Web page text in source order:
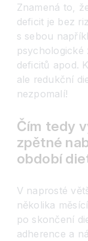
Znamená to,
deficit je bez
s sebou
psychologické
deficitů apod.
ale redukční
nezpomalí!
Čím tedy
zpětné
období
V naprosté
několika
po skončení
adherence a